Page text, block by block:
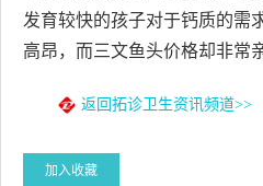
发育较快的孩子对于钙质的需
高昂，而三文鱼头价格却非常
返回拓诊卫生资讯频道>>
加入收藏